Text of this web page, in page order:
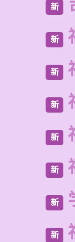
新
新
新
新
新
新
新
新